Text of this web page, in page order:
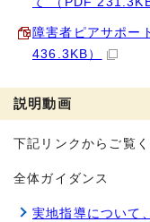
障害者ピアサポー
436.3KB）
説明動画
下記リンクからご覧く
全体ガイダンス
実地指導について